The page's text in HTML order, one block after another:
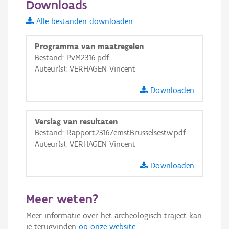
Informatie Vlaanderen
i
+ −
Basis Lagen
GRB-Basiskaart
GRB-Basiskaart in grijswaarden
Downloads
Alle bestanden downloaden
Programma van maatregelen
Bestand: PvM2316.pdf
Auteur(s): VERHAGEN Vincent
Downloaden
Verslag van resultaten
Bestand: Rapport2316ZemstBrusselsestw.pdf
Auteur(s): VERHAGEN Vincent
Downloaden
Meer weten?
Meer informatie over het archeologisch traject kan
je terugvinden op onze website